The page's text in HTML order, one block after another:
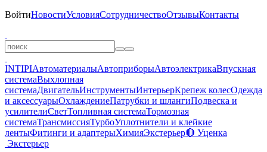
ВойтиНовостиУсловияСотрудничествоОтзывыКонтакты
INTIPIАвтоматериалыАвтоприборыАвтоэлектрикаВпускная
системаВыхлопная
системаДвигательИнструментыИнтерьерКрепеж колесОдежда
и аксессуарыОхлаждениеПатрубки и шлангиПодвеска и
усилителиСветТопливная системаТормозная
системаТрансмиссияТурбоУплотнители и клейкие
лентыФитинги и адаптерыХимияЭкстерьер🔴 Уценка
Экстерьер